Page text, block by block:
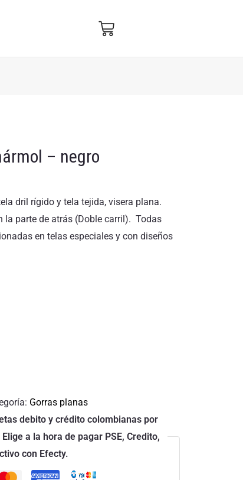
– negro
dril rígido y tela tejida, visera plana.
la parte de atrás (Doble carril). Todas
en telas especiales y con diseños
Gorras planas
debito y crédito colombianas por
a la hora de pagar PSE, Credito,
con Efecty.